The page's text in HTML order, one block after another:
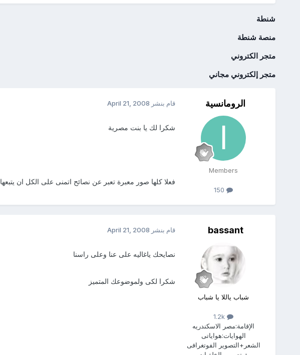
شنطة
منصة شنطة
متجر الكتروني
متجر إلكتروني مجاني
الرومانسية
Members
150
قام بنشر April 21, 2008
شكرا لك يا بنت مصرية
فعلا كلها صور معبرة تعبر عن نصائح اتمنى على الكل ان يتبعها
bassant
شباب ياللا يا شباب
1.2k
الإقامة:مصر الاسكندريه
الهوايات:هواياتى
الشعر+التصوير الفوتغرافى
قام بنشر April 21, 2008
نصايحك ياغاليه على عنا وعلى راسنا
شكرا لكى ولموضوعك المتميز